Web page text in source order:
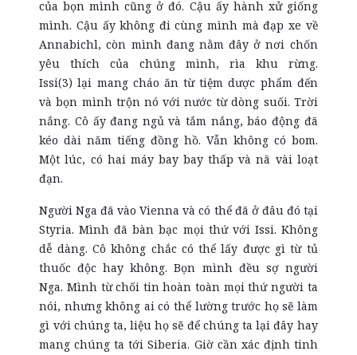
của bọn mình cũng ở đó. Cậu ấy hành xử giống
mình. Cậu ấy không đi cùng mình mà đạp xe về
Annabichl, còn mình đang nằm đây ở nơi chốn
yêu thích của chúng mình, rìa khu rừng.
Issi(3) lại mang cháo ăn từ tiệm dược phẩm đến
và bọn mình trộn nó với nước từ dòng suối. Trời
nắng. Cô ấy đang ngủ và tắm nắng, báo động đã
kéo dài năm tiếng đồng hồ. Vẫn không có bom.
Một lúc, có hai máy bay bay thấp và nã vài loạt
đạn.
Người Nga đã vào Vienna và có thể đã ở đâu đó tại
Styria. Mình đã bàn bạc mọi thứ với Issi. Không
dễ dàng. Cô không chắc có thể lấy được gì từ tủ
thuốc độc hay không. Bọn mình đều sợ người
Nga. Mình từ chối tin hoàn toàn mọi thứ người ta
nói, nhưng không ai có thể lường trước họ sẽ làm
gì với chúng ta, liệu họ sẽ để chúng ta lại đây hay
mang chúng ta tới Siberia. Giờ cần xác định tinh